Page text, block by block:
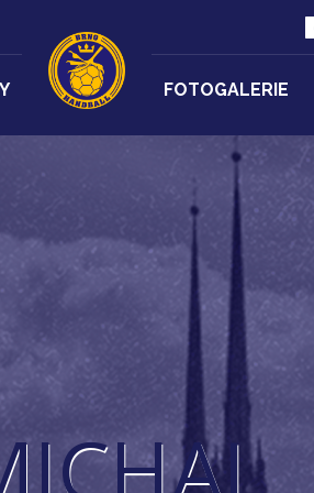
FOTOGALERIE